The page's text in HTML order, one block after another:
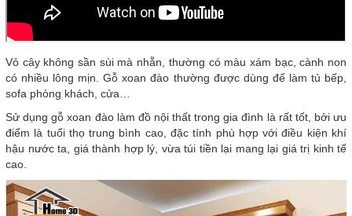
Vỏ cây không sần sùi mà nhẵn, thường có màu xám bạc, cành non
có nhiều lông mịn. Gỗ xoan đào thường được dùng để làm tủ bếp,
sofa phòng khách, cửa…
Sử dụng gỗ xoan đào làm đồ nội thất trong gia đình là rất tốt, bởi ưu
điểm là tuổi thọ trung bình cao, đặc tính phù hợp với điều kiện khí
hậu nước ta, giá thành hợp lý, vừa túi tiền lại mang lại giá trị kinh tế
cao.